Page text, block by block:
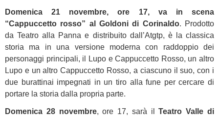
Domenica 21 novembre, ore 17, va in scena
“Cappuccetto rosso” al Goldoni di Corinaldo. Prodotto
da Teatro alla Panna e distribuito dall’Atgtp, è la classica
storia ma in una versione moderna con raddoppio dei
personaggi principali, il Lupo e Cappuccetto Rosso, un altro
Lupo e un altro Cappuccetto Rosso, a ciascuno il suo, con i
due burattinai impegnati in un tiro alla fune per cercare di
portare la storia dalla propria parte.
Domenica 28 novembre, ore 17, sarà ilTeatro Valle di